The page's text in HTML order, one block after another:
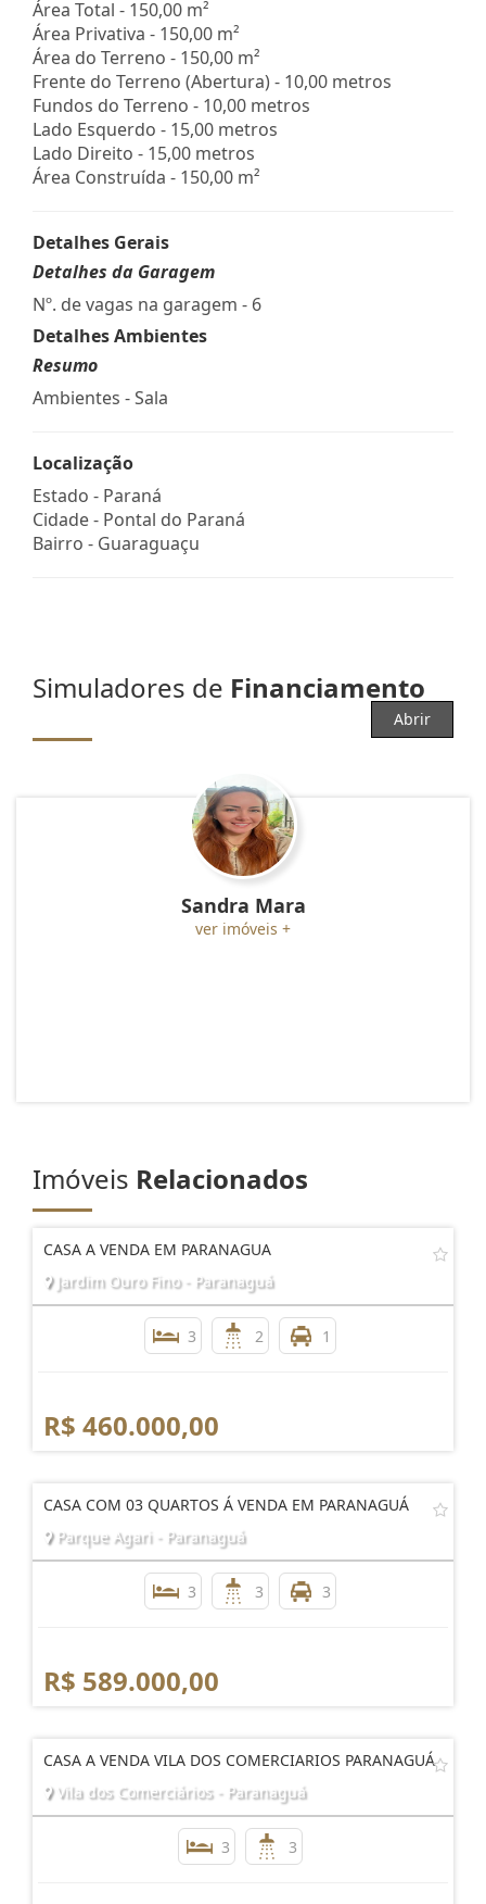
Área Total - 150,00 m²
Área Privativa - 150,00 m²
Área do Terreno - 150,00 m²
Frente do Terreno (Abertura) - 10,00 metros
Fundos do Terreno - 10,00 metros
Lado Esquerdo - 15,00 metros
Lado Direito - 15,00 metros
Área Construída - 150,00 m²
Detalhes Gerais
Detalhes da Garagem
Nº. de vagas na garagem - 6
Detalhes Ambientes
Resumo
Ambientes - Sala
Localização
Estado - Paraná
Cidade - Pontal do Paraná
Bairro - Guaraguaçu
Simuladores de Financiamento
Abrir
Sandra Mara
ver imóveis +
Imóveis Relacionados
CASA A VENDA EM PARANAGUA
Jardim Ouro Fino - Paranaguá
3 2 1
R$ 460.000,00
CASA COM 03 QUARTOS Á VENDA EM PARANAGUÁ
Parque Agari - Paranaguá
3 3 3
R$ 589.000,00
CASA A VENDA VILA DOS COMERCIARIOS PARANAGUÁ
Vila dos Comerciários - Paranaguá
3 3